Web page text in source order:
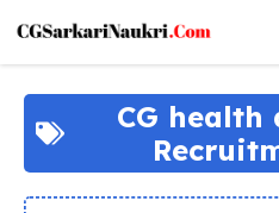
content
CG health